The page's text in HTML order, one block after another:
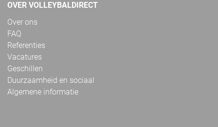
OVER VOLLEYBALDIRECT
Over ons
FAQ
Referenties
Vacatures
Geschillen
Duurzaamheid en sociaal
Algemene informatie